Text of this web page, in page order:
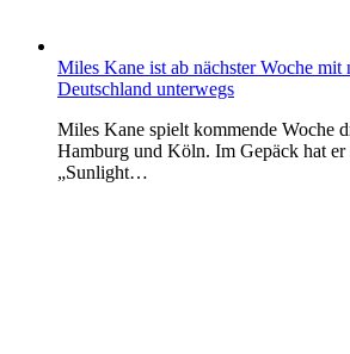
Miles Kane ist ab nächster Woche mit
Deutschland unterwegs
Miles Kane spielt kommende Woche
Hamburg und Köln. Im Gepäck hat er
„Sunlight…